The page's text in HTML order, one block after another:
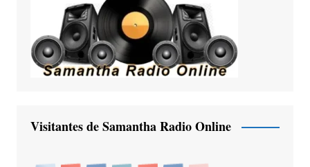
Visitantes de Samantha Radio Online